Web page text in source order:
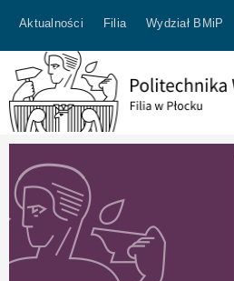
Aktualności Filia Wydział BMiP